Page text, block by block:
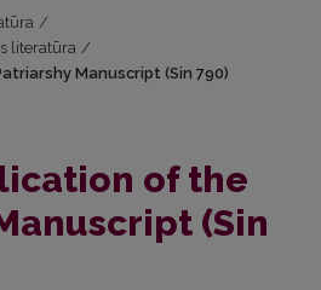
/
literatūra /
Manuscript (Sin 790)
of the
(Sin